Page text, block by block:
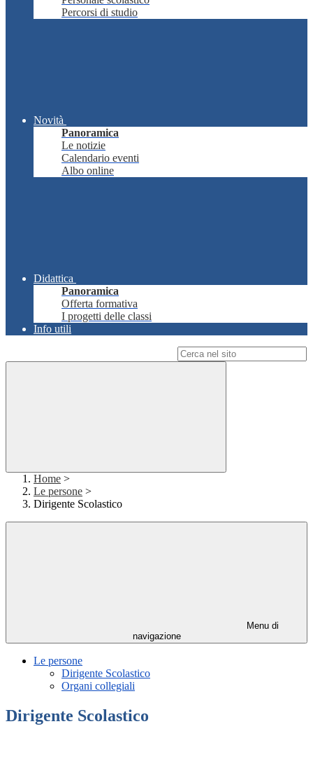
Percorsi di studio
Novità
Panoramica
Le notizie
Calendario eventi
Albo online
Didattica
Panoramica
Offerta formativa
I progetti delle classi
Info utili
Home >
Le persone >
Dirigente Scolastico
Menu di
navigazione
Le persone
Dirigente Scolastico
Organi collegiali
Dirigente Scolastico